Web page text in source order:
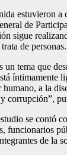
estuvieron
de
sigue
de personas.
un tema que
íntimamente
a la
corrupción”,
se contó
funcionarios
de la